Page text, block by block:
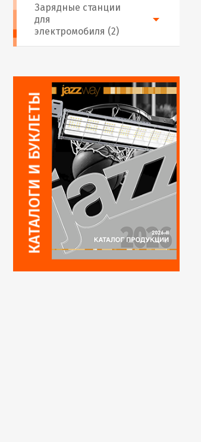
Зарядные станции
для
электромобиля (2)